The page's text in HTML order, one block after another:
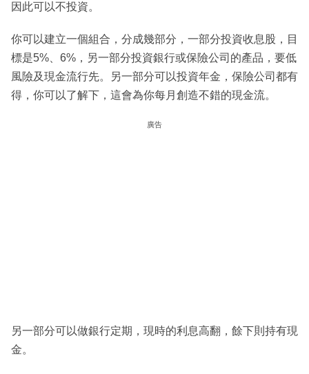
因此可以不投資。
你可以建立一個組合，分成幾部分，一部分投資收息股，目
標是5%、6%，另一部分投資銀行或保險公司的產品，要低
風險及現金流行先。另一部分可以投資年金，保險公司都有
得，你可以了解下，這會為你每月創造不錯的現金流。
廣告
另一部分可以做銀行定期，現時的利息高翻，餘下則持有現
金。